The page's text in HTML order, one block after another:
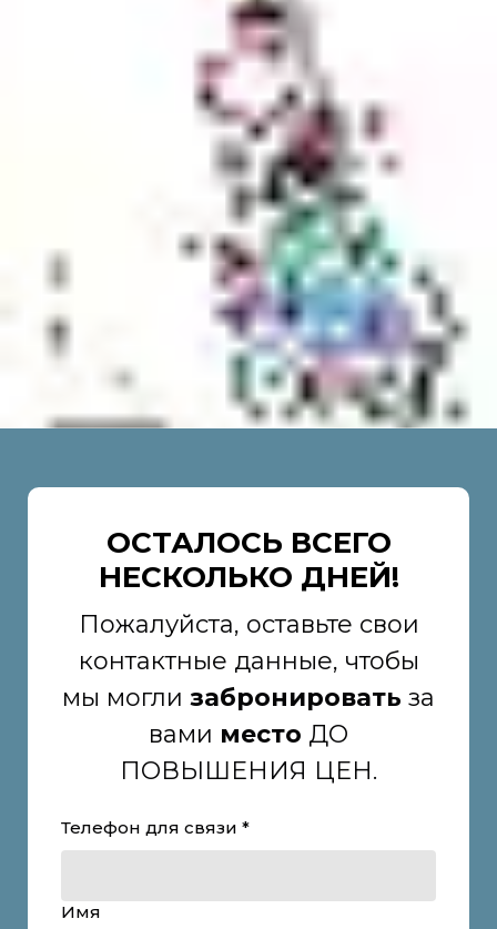
ОСТАЛОСЬ ВСЕГО
НЕСКОЛЬКО ДНЕЙ!
Пожалуйста, оставьте свои
контактные данные, чтобы
мы могли забронировать за
вами место ДО
ПОВЫШЕНИЯ ЦЕН.
Телефон для связи *
Имя